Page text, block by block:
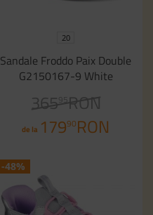
20
Sandale Froddo Paix Double
G2150167-9 White
365 95RON
de la 17990RON
-48%